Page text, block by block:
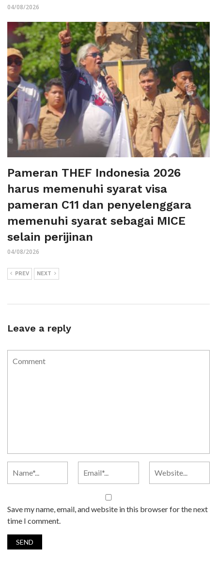
04/08/2026
Pameran THEF Indonesia 2026
harus memenuhi syarat visa
pameran C11 dan penyelenggara
memenuhi syarat sebagai MICE
selain perijinan
04/08/2026
PREV NEXT
Leave a reply
Save my name, email, and website in this browser for the next
time I comment.